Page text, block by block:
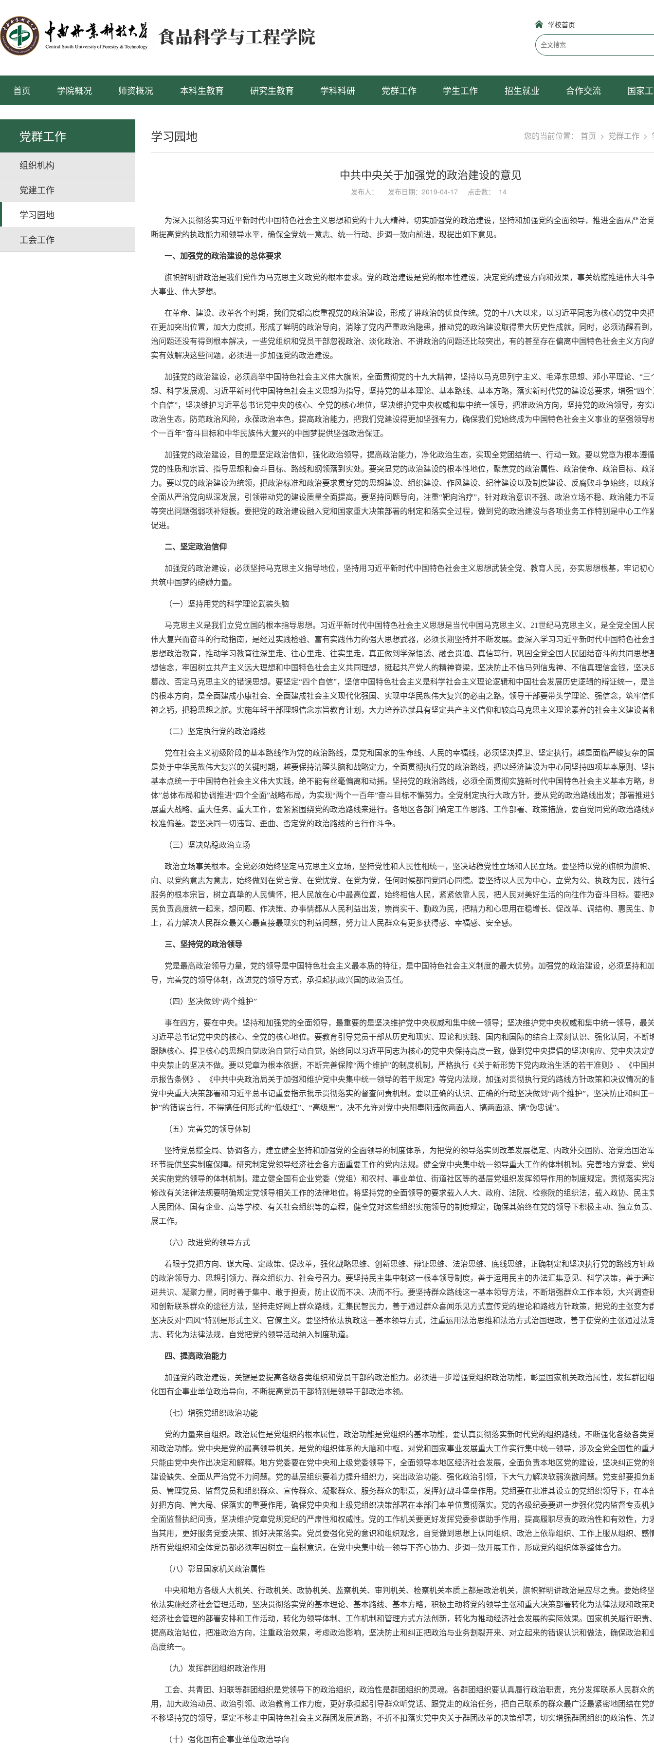
学校首页
首页 学院概况 师资概况 本科生教育 研究生教育 学科科研 党群工作 学生工作 招生就业 合作交流 国家
党群工作
组织机构
党建工作
学习园地
工会工作
学习园地 您的当前位置： 首页 > 党群工作 >
中共中央关于加强党的政治建设的意见
发布人： 发布日期：2019-04-17 点击数： 14
为深入贯彻落实习近平新时代中国特色社会主义思想和党的十九大精神，切实加强党的政治建设，坚持和加强党的全面领导，推进全面从严治
断提高党的执政能力和领导水平，确保全党统一意志、统一行动、步调一致向前进，现提出如下意见。
一、加强党的政治建设的总体要求
旗帜鲜明讲政治是我们党作为马克思主义政党的根本要求。党的政治建设是党的根本性建设，决定党的建设方向和效果，事关统揽推进伟大斗
大事业、伟大梦想。
在革命、建设、改革各个时期，我们党都高度重视党的政治建设，形成了讲政治的优良传统。党的十八大以来，以习近平同志为核心的党中央
在更加突出位置，加大力度抓，形成了鲜明的政治导向，消除了党内严重政治隐患，推动党的政治建设取得重大历史性成就。同时，必须清醒看到
治问题还没有得到根本解决，一些党组织和党员干部忽视政治、淡化政治、不讲政治的问题还比较突出，有的甚至存在偏离中国特色社会主义方向
实有效解决这些问题，必须进一步加强党的政治建设。
加强党的政治建设，必须高举中国特色社会主义伟大旗帜，全面贯彻党的十九大精神，坚持以马克思列宁主义、毛泽东思想、邓小平理论、 “三
想、科学发展观、习近平新时代中国特色社会主义思想为指导，坚持党的基本理论、基本路线、基本方略，落实新时代党的建设总要求，增强“四个
个自信”，坚决维护习近平总书记党中央的核心、全党的核心地位，坚决维护党中央权威和集中统一领导，把准政治方向，坚持党的政治领导，夯
政治生态，防范政治风险，永葆政治本色，提高政治能力，把我们党建设得更加坚强有力，确保我们党始终成为中国特色社会主义事业的坚强领导
个一百年”奋斗目标和中华民族伟大复兴的中国梦提供坚强政治保证。
加强党的政治建设，目的是坚定政治信仰，强化政治领导，提高政治能力，净化政治生态，实现全党团结统一、行动一致。要以党章为根本遵
党的性质和宗旨、指导思想和奋斗目标、路线和纲领落到实处。要突显党的政治建设的根本性地位，聚焦党的政治属性、政治使命、政治目标、政
力。要以党的政治建设为统领，把政治标准和政治要求贯穿党的思想建设、组织建设、作风建设、纪律建设以及制度建设、反腐败斗争始终，以政
全面从严治党向纵深发展，引领带动党的建设质量全面提高。要坚持问题导向，注重“靶向治疗”，针对政治意识不强、政治立场不稳、政治能力不
等突出问题强弱项补短板。要把党的政治建设融入党和国家重大决策部署的制定和落实全过程，做到党的政治建设与各项业务工作特别是中心工作
促进。
二、坚定政治信仰
加强党的政治建设，必须坚持马克思主义指导地位，坚持用习近平新时代中国特色社会主义思想武装全党、教育人民，夯实思想根基，牢记初
共筑中国梦的磅礴力量。
（一）坚持用党的科学理论武装头脑
马克思主义是我们立党立国的根本指导思想。习近平新时代中国特色社会主义思想是当代中国马克思主义、 21世纪马克思主义，是全党全国人
伟大复兴而奋斗的行动指南，是经过实践检验、富有实践伟力的强大思想武器，必须长期坚持并不断发展。要深入学习习近平新时代中国特色社会
思想政治教育，推动学习教育往深里走、往心里走、往实里走，真正做到学深悟透、融会贯通、真信笃行，巩固全党全国人民团结奋斗的共同思想
想信念，牢固树立共产主义远大理想和中国特色社会主义共同理想，挺起共产党人的精神脊梁，坚决防止不信马列信鬼神、不信真理信金钱，坚决
篡改、否定马克思主义的错误思想。要坚定“四个自信”，坚信中国特色社会主义是科学社会主义理论逻辑和中国社会发展历史逻辑的辩证统一，是
的根本方向，是全面建成小康社会、全面建成社会主义现代化强国、实现中华民族伟大复兴的必由之路。领导干部要带头学理论、强信念，筑牢信
神之钙，把稳思想之舵。实施年轻干部理想信念宗旨教育计划，大力培养造就具有坚定共产主义信仰和较高马克思主义理论素养的社会主义建设者
（二）坚定执行党的政治路线
党在社会主义初级阶段的基本路线作为党的政治路线，是党和国家的生命线、人民的幸福线，必须坚决捍卫、坚定执行。越是面临严峻复杂的
是处于中华民族伟大复兴的关键时期，越要保持清醒头脑和战略定力，全面贯彻执行党的政治路线，把以经济建设为中心同坚持四项基本原则、坚
基本点统一于中国特色社会主义伟大实践，绝不能有丝毫偏离和动摇。坚持党的政治路线，必须全面贯彻实施新时代中国特色社会主义基本方略，
体”总体布局和协调推进“四个全面”战略布局，为实现“两个一百年”奋斗目标不懈努力。全党制定执行大政方针，要从党的政治路线出发；部署推进
展重大战略、重大任务、重大工作，要紧紧围绕党的政治路线来进行。各地区各部门确定工作思路、工作部署、政策措施，要自觉同党的政治路线
校准偏差。要坚决同一切违背、歪曲、否定党的政治路线的言行作斗争。
（三）坚决站稳政治立场
政治立场事关根本。全党必须始终坚定马克思主义立场，坚持党性和人民性相统一，坚决站稳党性立场和人民立场。要坚持以党的旗帜为旗帜
向、以党的意志为意志，始终做到在党言党、在党忧党、在党为党，任何时候都同党同心同德。要坚持以人民为中心，立党为公、执政为民，践行
服务的根本宗旨，树立真挚的人民情怀，把人民放在心中最高位置，始终相信人民，紧紧依靠人民，把人民对美好生活的向往作为奋斗目标。要把
民负责高度统一起来，想问题、作决策、办事情都从人民利益出发，崇尚实干、勤政为民，把精力和心思用在稳增长、促改革、调结构、惠民生、
上，着力解决人民群众最关心最直接最现实的利益问题，努力让人民群众有更多获得感、幸福感、安全感。
三、坚持党的政治领导
党是最高政治领导力量，党的领导是中国特色社会主义最本质的特征，是中国特色社会主义制度的最大优势。加强党的政治建设，必须坚持和
导，完善党的领导体制，改进党的领导方式，承担起执政兴国的政治责任。
（四）坚决做到 “两个维护”
事在四方，要在中央。坚持和加强党的全面领导，最重要的是坚决维护党中央权威和集中统一领导；坚决维护党中央权威和集中统一领导，最
习近平总书记党中央的核心、全党的核心地位。要教育引导党员干部从历史和现实、理论和实践、国内和国际的结合上深刻认识、强化认同，不断
跟随核心、捍卫核心的思想自觉政治自觉行动自觉，始终同以习近平同志为核心的党中央保持高度一致，做到党中央提倡的坚决响应、党中央决定
中央禁止的坚决不做。要以党章为根本依据，不断完善保障“两个维护”的制度机制，严格执行《关于新形势下党内政治生活的若干准则》、《中国
示报告条例》、《中共中央政治局关于加强和维护党中央集中统一领导的若干规定》等党内法规，加强对贯彻执行党的路线方针政策和决议情况的
党中央重大决策部署和习近平总书记重要指示批示贯彻落实的督查问责机制。要以正确的认识、正确的行动坚决做到“两个维护”，坚决防止和纠正
护”的错误言行，不得搞任何形式的“低级红”、“高级黑”，决不允许对党中央阳奉阴违做两面人、搞两面派、搞“伪忠诚”。
（五）完善党的领导体制
坚持党总揽全局、协调各方，建立健全坚持和加强党的全面领导的制度体系，为把党的领导落实到改革发展稳定、内政外交国防、治党治国治
环节提供坚实制度保障。研究制定党领导经济社会各方面重要工作的党内法规。健全党中央集中统一领导重大工作的体制机制。完善地方党委、党
关实施党的领导的体制机制。建立健全国有企业党委（党组）和农村、事业单位、街道社区等的基层党组织发挥领导作用的制度规定。贯彻落实宪
修改有关法律法规要明确规定党领导相关工作的法律地位。将坚持党的全面领导的要求载入人大、政府、法院、检察院的组织法，载入政协、民主
人民团体、国有企业、高等学校、有关社会组织等的章程，健全党对这些组织实施领导的制度规定，确保其始终在党的领导下积极主动、独立负责
展工作。
（六）改进党的领导方式
着眼于党把方向、谋大局、定政策、促改革，强化战略思维、创新思维、辩证思维、法治思维、底线思维，正确制定和坚决执行党的路线方针
的政治领导力、思想引领力、群众组织力、社会号召力。要坚持民主集中制这一根本领导制度，善于运用民主的办法汇集意见、科学决策，善于通
进共识、凝聚力量，同时善于集中、敢于担责，防止议而不决、决而不行。要坚持群众路线这一基本领导方法，不断增强群众工作本领，大兴调查
和创新联系群众的途径方法，坚持走好网上群众路线，汇集民智民力，善于通过群众喜闻乐见方式宣传党的理论和路线方针政策，把党的主张变为
坚决反对“四风”特别是形式主义、官僚主义。要坚持依法执政这一基本领导方式，注重运用法治思维和法治方式治国理政，善于使党的主张通过法
志、转化为法律法规，自觉把党的领导活动纳入制度轨道。
四、提高政治能力
加强党的政治建设，关键是要提高各级各类组织和党员干部的政治能力。必须进一步增强党组织政治功能，彰显国家机关政治属性，发挥群团
化国有企事业单位政治导向，不断提高党员干部特别是领导干部政治本领。
（七）增强党组织政治功能
党的力量来自组织。政治属性是党组织的根本属性，政治功能是党组织的基本功能，要认真贯彻落实新时代党的组织路线，不断强化各级各类
和政治功能。党中央是党的最高领导机关，是党的组织体系的大脑和中枢，对党和国家事业发展重大工作实行集中统一领导，涉及全党全国性的重
只能由党中央作出决定和解释。地方党委要在党中央和上级党委领导下，全面领导本地区经济社会发展，全面负责本地区党的建设，坚决纠正党的
建设缺失、全面从严治党不力问题。党的基层组织要着力提升组织力，突出政治功能、强化政治引领，下大气力解决软弱涣散问题。党支部要担负
员、管理党员、监督党员和组织群众、宣传群众、凝聚群众、服务群众的职责，发挥好战斗堡垒作用。党组要在批准其设立的党组织领导下，在本
好把方向、管大局、保落实的重要作用，确保党中央和上级党组织决策部署在本部门本单位贯彻落实。党的各级纪委要进一步强化党内监督专责机
全面监督执纪问责，坚决维护党章党规党纪的严肃性和权威性。党的工作机关要更好发挥党委参谋助手作用，提高履职尽责的政治性和有效性，力
当其用，更好服务党委决策、抓好决策落实。党员要强化党的意识和组织观念，自觉做到思想上认同组织、政治上依靠组织、工作上服从组织、感
所有党组织和全体党员都必须牢固树立一盘棋意识，在党中央集中统一领导下齐心协力、步调一致开展工作，形成党的组织体系整体合力。
（八）彰显国家机关政治属性
中央和地方各级人大机关、行政机关、政协机关、监察机关、审判机关、检察机关本质上都是政治机关，旗帜鲜明讲政治是应尽之责。要始终
依法实施经济社会管理活动，坚决贯彻落实党的基本理论、基本路线、基本方略，积极主动将党的领导主张和重大决策部署转化为法律法规和政策
经济社会管理的部署安排和工作活动，转化为领导体制、工作机制和管理方式方法创新，转化为推动经济社会发展的实际效果。国家机关履行职责
提高政治站位，把准政治方向，注重政治效果，考虑政治影响，坚决防止和纠正把政治与业务割裂开来、对立起来的错误认识和做法，确保政治和
高度统一。
（九）发挥群团组织政治作用
工会、共青团、妇联等群团组织是党领导下的政治组织，政治性是群团组织的灵魂。各群团组织要认真履行政治职责，充分发挥联系人民群众
用，加大政治动员、政治引领、政治教育工作力度，更好承担起引导群众听党话、跟党走的政治任务，把自己联系的群众最广泛最紧密地团结在党
不移坚持党的领导，坚定不移走中国特色社会主义群团发展道路，不折不扣落实党中央关于群团改革的决策部署，切实增强群团组织的政治性、先
（十）强化国有企事业单位政治导向